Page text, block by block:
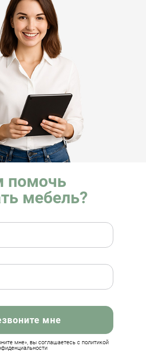
помочь
мебель?
мне
мне», вы соглашаетесь с политикой